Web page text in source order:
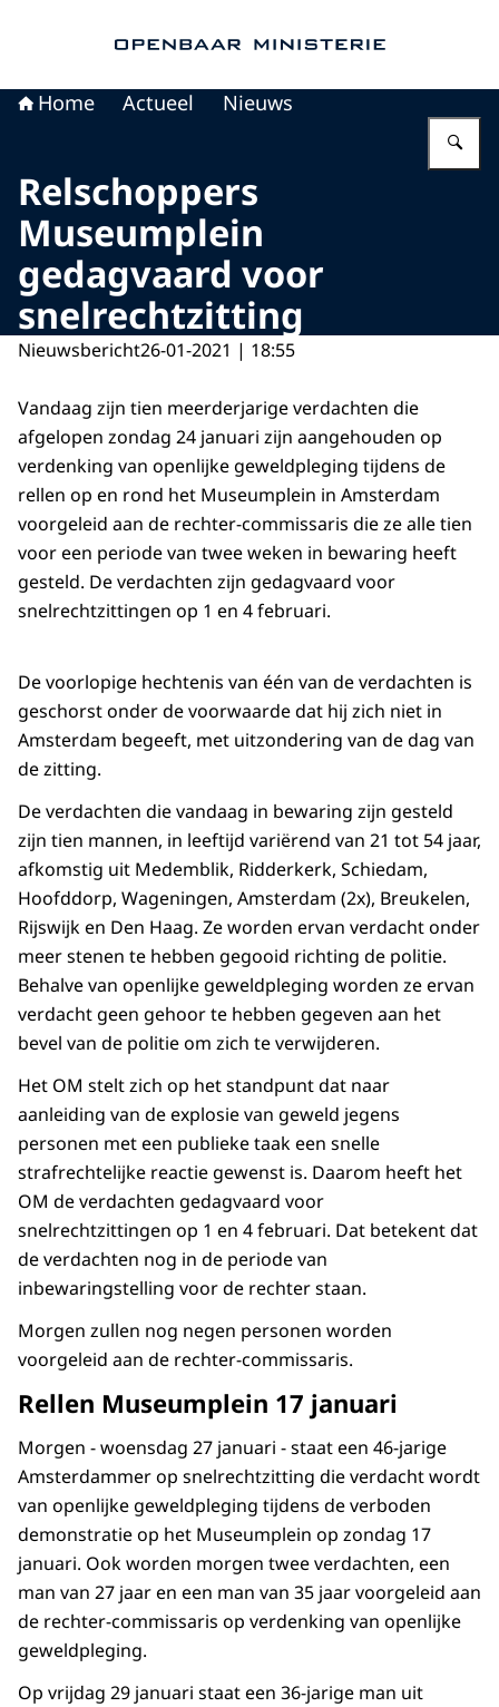
Home Actueel Nieuws
Relschoppers
Museumplein
gedagvaard voor
snelrechtzitting
Nieuwsbericht26-01-2021 | 18:55
Vandaag zijn tien meerderjarige verdachten die
afgelopen zondag 24 januari zijn aangehouden op
verdenking van openlijke geweldpleging tijdens de
rellen op en rond het Museumplein in Amsterdam
voorgeleid aan de rechter-commissaris die ze alle tien
voor een periode van twee weken in bewaring heeft
gesteld. De verdachten zijn gedagvaard voor
snelrechtzittingen op 1 en 4 februari.
De voorlopige hechtenis van één van de verdachten is
geschorst onder de voorwaarde dat hij zich niet in
Amsterdam begeeft, met uitzondering van de dag van
de zitting.
De verdachten die vandaag in bewaring zijn gesteld
zijn tien mannen, in leeftijd variërend van 21 tot 54 jaar,
afkomstig uit Medemblik, Ridderkerk, Schiedam,
Hoofddorp, Wageningen, Amsterdam (2x), Breukelen,
Rijswijk en Den Haag. Ze worden ervan verdacht onder
meer stenen te hebben gegooid richting de politie.
Behalve van openlijke geweldpleging worden ze ervan
verdacht geen gehoor te hebben gegeven aan het
bevel van de politie om zich te verwijderen.
Het OM stelt zich op het standpunt dat naar
aanleiding van de explosie van geweld jegens
personen met een publieke taak een snelle
strafrechtelijke reactie gewenst is. Daarom heeft het
OM de verdachten gedagvaard voor
snelrechtzittingen op 1 en 4 februari. Dat betekent dat
de verdachten nog in de periode van
inbewaringstelling voor de rechter staan.
Morgen zullen nog negen personen worden
voorgeleid aan de rechter-commissaris.
Rellen Museumplein 17 januari
Morgen - woensdag 27 januari - staat een 46-jarige
Amsterdammer op snelrechtzitting die verdacht wordt
van openlijke geweldpleging tijdens de verboden
demonstratie op het Museumplein op zondag 17
januari. Ook worden morgen twee verdachten, een
man van 27 jaar en een man van 35 jaar voorgeleid aan
de rechter-commissaris op verdenking van openlijke
geweldpleging.
Op vrijdag 29 januari staat een 36-jarige man uit